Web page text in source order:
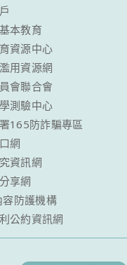
本教育
資源中心
用資源網
會聯合會
測驗中心
165防詐騙專區
網
資訊網
享網
防護機構
公約資訊網